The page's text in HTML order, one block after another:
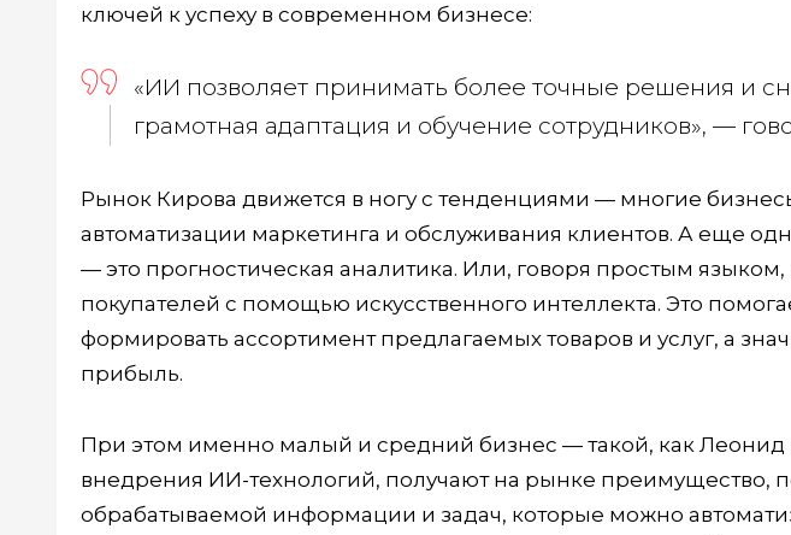
ключей к успеху в современном бизнесе:
«ИИ позволяет принимать более точные решения и
грамотная адаптация и обучение сотрудников», —
Рынок Кирова движется в ногу с тенденциями — многие
автоматизации маркетинга и обслуживания клиентов. А еще
— это прогностическая аналитика. Или, говоря простым
покупателей с помощью искусственного интеллекта. Это
формировать ассортимент предлагаемых товаров и услуг, а
прибыль.
При этом именно малый и средний бизнес — такой, как Леонид
внедрения ИИ-технологий, получают на рынке преимущество,
обрабатываемой информации и задач, которые можно